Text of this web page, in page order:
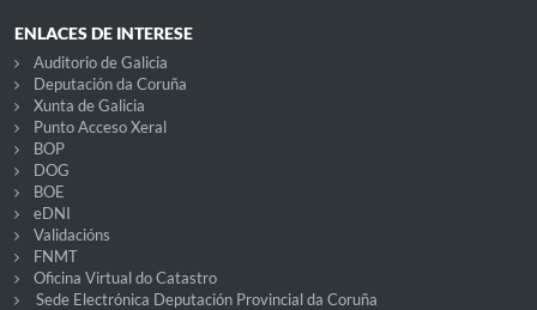
ENLACES DE INTERESE
Auditorio de Galicia
Deputación da Coruña
Xunta de Galicia
Punto Acceso Xeral
BOP
DOG
BOE
eDNI
Validacións
FNMT
Oficina Virtual do Catastro
Sede Electrónica Deputación Provincial da Coruña